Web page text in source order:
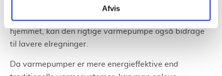
Afvis
Udover at sikre konstant behagelig temperatur i
hjemmet, kan den rigtige varmepumpe også bidrage
til lavere elregninger.
Da varmepumper er mere energieffektive end